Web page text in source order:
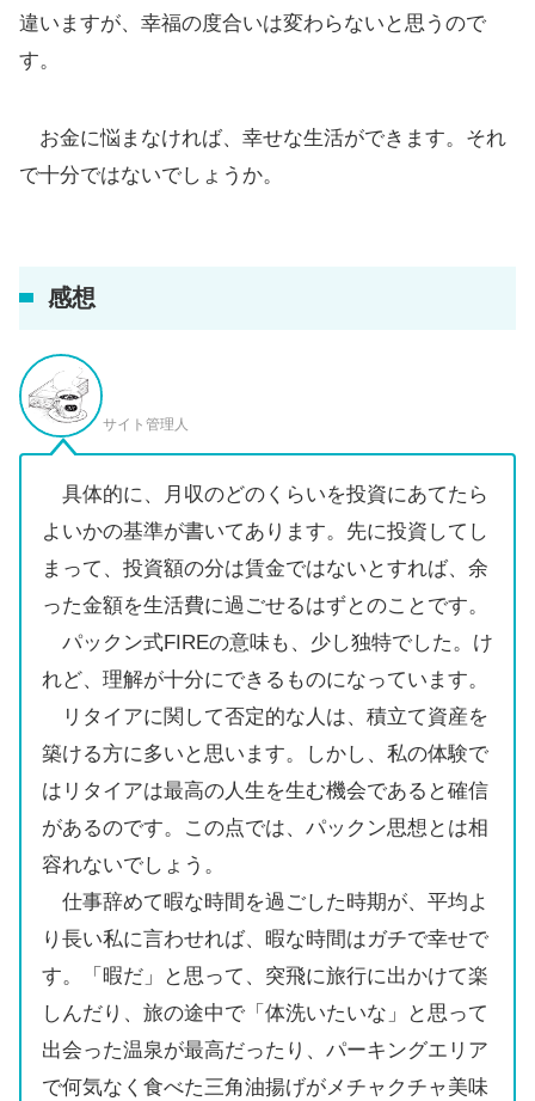
違いますが、幸福の度合いは変わらないと思うので
す。
お金に悩まなければ、幸せな生活ができます。それ
で十分ではないでしょうか。
感想
サイト管理人
具体的に、月収のどのくらいを投資にあてたら
よいかの基準が書いてあります。先に投資してし
まって、投資額の分は賃金ではないとすれば、余
った金額を生活費に過ごせるはずとのことです。
パックン式FIREの意味も、少し独特でした。け
れど、理解が十分にできるものになっています。
リタイアに関して否定的な人は、積立て資産を
築ける方に多いと思います。しかし、私の体験で
はリタイアは最高の人生を生む機会であると確信
があるのです。この点では、パックン思想とは相
容れないでしょう。
仕事辞めて暇な時間を過ごした時期が、平均よ
り長い私に言わせれば、暇な時間はガチで幸せで
す。「暇だ」と思って、突飛に旅行に出かけて楽
しんだり、旅の途中で「体洗いたいな」と思って
出会った温泉が最高だったり、パーキングエリア
で何気なく食べた三角油揚げがメチャクチャ美味